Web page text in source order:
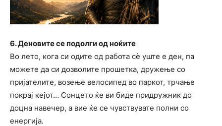
6. Деновите се подолги од ноќите
Во лето, кога си одите од работа сѐ уште е ден, па
можете да си дозволите прошетка, дружење со
пријателите, возење велосипед во паркот, трчање
покрај кејот… Сонцето ќе ви биде придружник до
доцна навечер, а вие ќе се чувствувате полни со
енергија.